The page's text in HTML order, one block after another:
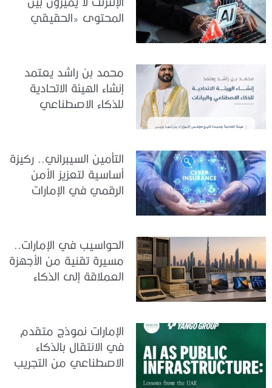
المحتوى «الحقيقي
محمد بن راشد يعتمد
إنشاء الهيئة الاتحادية
للذكاء الاصطناعي
التأمين السيبراني.. ركيزة
أساسية لتعزيز الأمن
الرقمي في الإمارات
الحواسيب في الإمارات..
مسيرة تقنية من الأجهزة
العملاقة إلى الذكاء
الإمارات نموذج متقدم
في الانتقال بالذكاء
الاصطناعي من التجريب